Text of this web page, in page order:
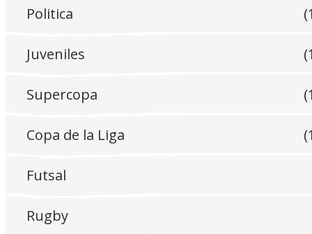
Politica
Juveniles
Supercopa
Copa de la Liga
Futsal
Rugby